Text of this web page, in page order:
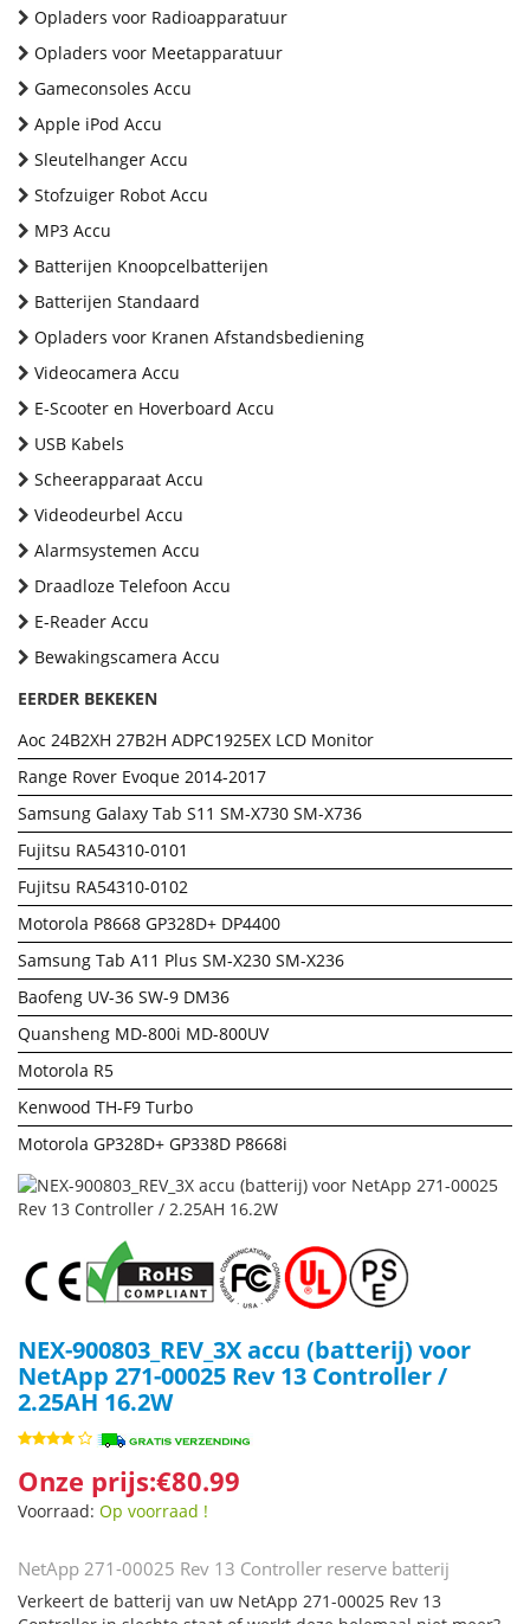
Opladers voor Radioapparatuur
Opladers voor Meetapparatuur
Gameconsoles Accu
Apple iPod Accu
Sleutelhanger Accu
Stofzuiger Robot Accu
MP3 Accu
Batterijen Knoopcelbatterijen
Batterijen Standaard
Opladers voor Kranen Afstandsbediening
Videocamera Accu
E-Scooter en Hoverboard Accu
USB Kabels
Scheerapparaat Accu
Videodeurbel Accu
Alarmsystemen Accu
Draadloze Telefoon Accu
E-Reader Accu
Bewakingscamera Accu
EERDER BEKEKEN
Aoc 24B2XH 27B2H ADPC1925EX LCD Monitor
Range Rover Evoque 2014-2017
Samsung Galaxy Tab S11 SM-X730 SM-X736
Fujitsu RA54310-0101
Fujitsu RA54310-0102
Motorola P8668 GP328D+ DP4400
Samsung Tab A11 Plus SM-X230 SM-X236
Baofeng UV-36 SW-9 DM36
Quansheng MD-800i MD-800UV
Motorola R5
Kenwood TH-F9 Turbo
Motorola GP328D+ GP338D P8668i
NEX-900803_REV_3X accu (batterij) voor
NetApp 271-00025 Rev 13 Controller /
2.25AH 16.2W
Onze prijs:€80.99
Voorraad: Op voorraad !
NetApp 271-00025 Rev 13 Controller reserve batterij
Verkeert de batterij van uw NetApp 271-00025 Rev 13